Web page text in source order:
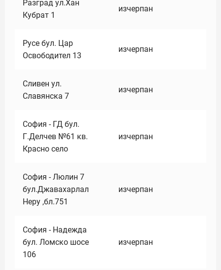
Разград ул.Хан
Кубрат 1
изчерпан
Русе бул. Цар
Освободител 13
изчерпан
Сливен ул.
Славянска 7
изчерпан
София - ГД бул.
Г.Делчев №61 кв.
Красно село
изчерпан
София - Люлин 7
бул.Джавахарлал
Неру ,бл.751
изчерпан
София - Надежда
бул. Ломско шосе
106
изчерпан